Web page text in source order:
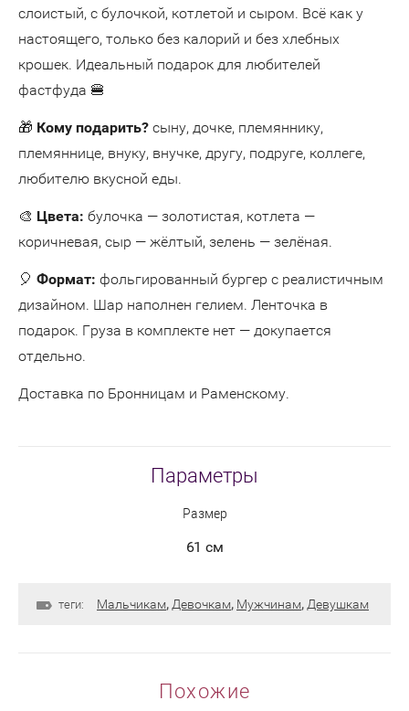
слоистый, с булочкой, котлетой и сыром. Всё как у
настоящего, только без калорий и без хлебных
крошек. Идеальный подарок для любителей
фастфуда 🍔
🎁 Кому подарить? сыну, дочке, племяннику,
племяннице, внуку, внучке, другу, подруге, коллеге,
любителю вкусной еды.
🎨 Цвета: булочка — золотистая, котлета —
коричневая, сыр — жёлтый, зелень — зелёная.
🎈 Формат: фольгированный бургер с реалистичным
дизайном. Шар наполнен гелием. Ленточка в
подарок. Груза в комплекте нет — докупается
отдельно.
Доставка по Бронницам и Раменскому.
Параметры
Размер
61 см
теги: Мальчикам, Девочкам, Мужчинам, Девушкам
Похожие